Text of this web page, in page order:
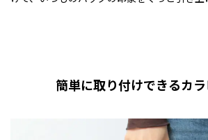
簡単に取り付けできるカ